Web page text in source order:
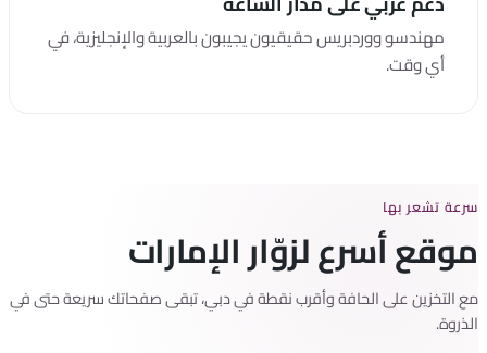
مهندسو ووردبريس حقيقيون يجيبون بالعربية والإنجليزية، في
أي وقت.
سرعة تشعر بها
موقع أسرع لزوّار الإمارات
مع التخزين على الحافة وأقرب نقطة في دبي، تبقى صفحاتك سريعة حتى في
الذروة.